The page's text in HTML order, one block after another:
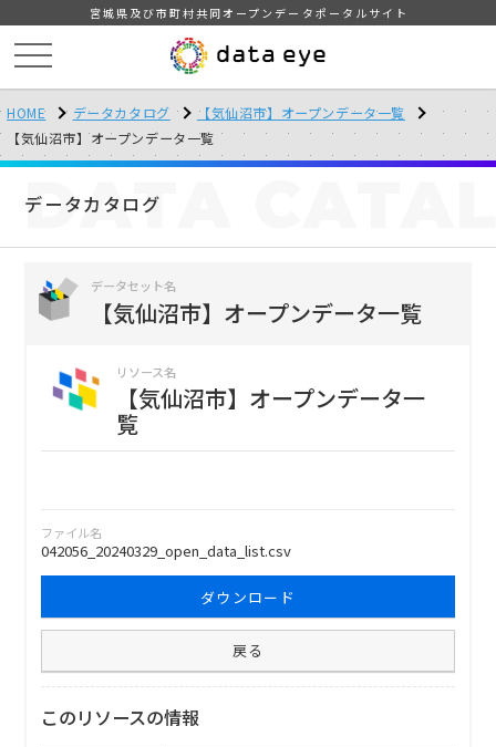
宮城県及び市町村共同オープンデータポータルサイト
HOME データカタログ
【気仙沼市】オープンデータ一覧
【気仙沼市】オープンデータ一覧
データカタログ
DATA
データセット名
【気仙沼市】オープンデータ一覧
リソース名
【気仙沼市】オープンデータ一
覧
ファイル名
042056_20240329_open_data_list.csv
ダウンロード
戻る
このリソースの情報